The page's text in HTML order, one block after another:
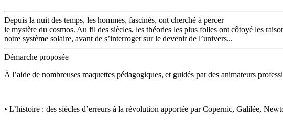
Depuis la nuit des temps, les hommes, fascinés, ont cherché à percer
le mystère du cosmos. Au fil des siècles, les théories les plus folles ont côtoyé les
notre système solaire, avant de s’interroger sur le devenir de l’univers...
Démarche proposée
À l’aide de nombreuses maquettes pédagogiques, et guidés par des animateurs
• L’histoire : des siècles d’erreurs à la révolution apportée par Copernic, Galilée,